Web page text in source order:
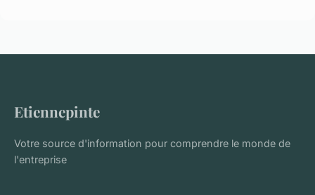
Etiennepinte
Votre source d'information pour comprendre le monde de
l'entreprise